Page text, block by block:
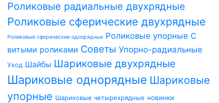
Роликовые радиальные двухрядные
Роликовые сферические двухрядные
Роликовые сферические однорядные Роликовые упорные С
витыми роликами Советы Упорно-радиальные
Уход Шайбы Шариковые двухрядные
Шариковые однорядные Шариковые
упорные Шариковые четырехрядные новинки